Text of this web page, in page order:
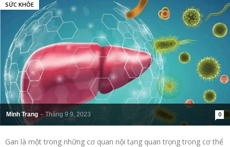
Minh Trang - Tháng 9 9, 2023 0
SỨC KHỎE
Gan là một trong những cơ quan nội tạng quan trọng trong cơ thể